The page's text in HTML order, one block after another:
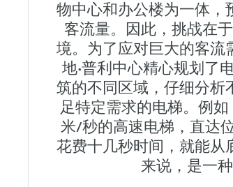
物中心和办公楼为一体，
客流量。因此，挑战在
境。为了应对巨大的客流
地•普利中心精心规划了
筑的不同区域，仔细分析
足特定需求的电梯。例
米/秒的高速电梯，直达
花费十几秒时间，就能从
来说，是一